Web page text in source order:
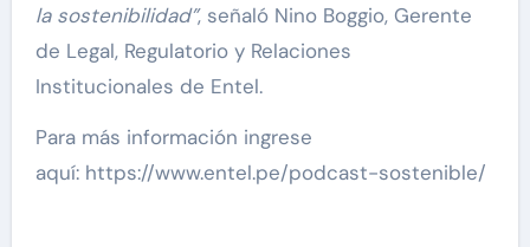
la sostenibilidad”, señaló Nino Boggio, Gerente
de Legal, Regulatorio y Relaciones
Institucionales de Entel.
Para más información ingrese
aquí: https://www.entel.pe/podcast-sostenible/